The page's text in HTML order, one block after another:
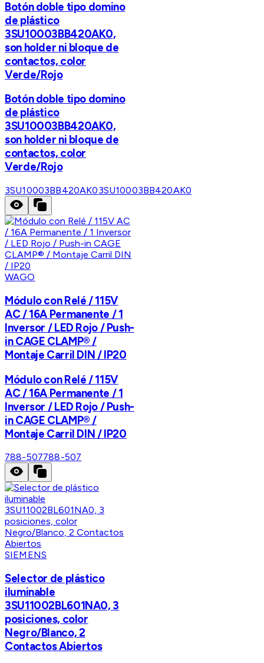
Botón doble tipo domino
de plástico
3SU10003BB420AK0,
son holder ni bloque de
contactos, color
Verde/Rojo
Botón doble tipo domino
de plástico
3SU10003BB420AK0,
son holder ni bloque de
contactos, color
Verde/Rojo
3SU10003BB420AK03SU10003BB420AK0
WAGO
Módulo con Relé / 115V
AC / 16A Permanente / 1
Inversor / LED Rojo / Push-
in CAGE CLAMP® /
Montaje Carril DIN / IP20
Módulo con Relé / 115V
AC / 16A Permanente / 1
Inversor / LED Rojo / Push-
in CAGE CLAMP® /
Montaje Carril DIN / IP20
788-507788-507
SIEMENS
Selector de plástico
iluminable
3SU11002BL601NA0, 3
posiciones, color
Negro/Blanco, 2
Contactos Abiertos